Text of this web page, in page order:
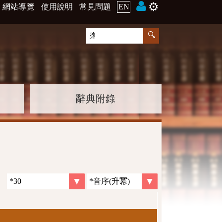
網站導覽 使用說明 常見問題 EN ⚙️
辭典附錄